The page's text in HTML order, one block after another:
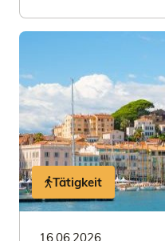
Tätigkeit
16.06.2026